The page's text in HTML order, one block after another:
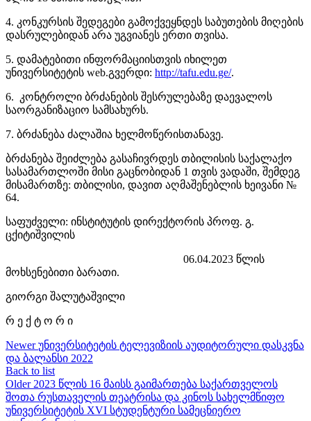
4. კონკურსის შედეგები გამოქვეყნდეს საბუთების მიღების
დასრულებიდან არა უგვიანეს ერთი თვისა.
5. დამატებითი ინფორმაციისთვის იხილეთ
უნივერსიტეტის web.გვერდი: http://tafu.edu.ge/.
6. კონტროლი ბრძანების შესრულებაზე დაევალოს
საორგანიზაციო სამსახურს.
7. ბრძანება ძალაშია ხელმოწერისთანავე.
ბრძანება შეიძლება გასაჩივრდეს თბილისის საქალაქო
სასამართლოში მისი გაცნობიდან 1 თვის ვადაში, შემდეგ
მისამართზე: თბილისი, დავით აღმაშენებლის ხეივანი №
64.
საფუძველი: ინსტიტუტის დირექტორის პროფ. გ.
ცქიტიშვილის
06.04.2023 წლის
მოხსენებითი ბარათი.
გიორგი შალუტაშვილი
რ ე ქ ტ ო რ ი
Newer უნივერსიტეტის ტელევიზიის აუდიტორული დასკვნა
და ბალანსი 2022
Back to list
Older 2023 წლის 16 მაისს გაიმართება საქართველოს
შოთა რუსთაველის თეატრისა და კინოს სახელმწიფო
უნივერსიტეტის XVI სტუდენტური სამეცნიერო